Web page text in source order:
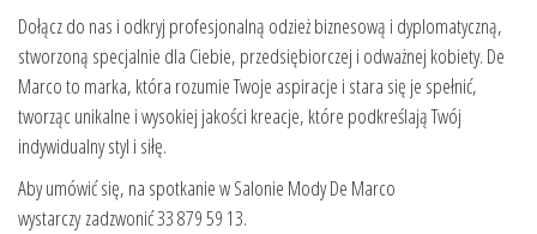
Dołącz do nas i odkryj profesjonalną odzież biznesową i dyplomatyczną,
stworzoną specjalnie dla Ciebie, przedsiębiorczej i odważnej kobiety. De
Marco to marka, która rozumie Twoje aspiracje i stara się je spełnić,
tworząc unikalne i wysokiej jakości kreacje, które podkreślają Twój
indywidualny styl i siłę.
Aby umówić się, na spotkanie w Salonie Mody De Marco
wystarczy zadzwonić 33 879 59 13.